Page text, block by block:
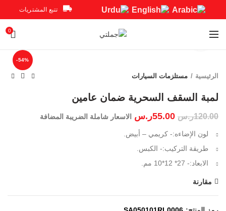
تتبع المشتريات
0
-54%
الرئيسية مستلزمات السيارات
لمبة السقف السحرية ضمان عامين
120.00ر.س 55.00ر.س الاسعار شاملة الضريبة المضافة
لون الإضاءه:- كريمي – أبيض.
طريقة التركيب:- الكبس.
الابعاد:- 27* 12*10 مم.
مقارنة